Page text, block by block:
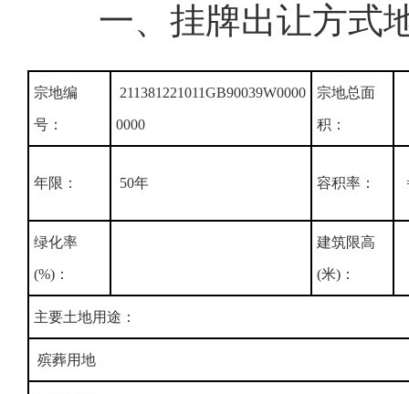
一、挂牌出让方式
宗地编
号：
211381221011GB90039W0000
0000
宗地总面
积：
年限： 50年 容积率：
绿化率
(%)：
建筑限高
(米)：
主要土地用途：
殡葬用地